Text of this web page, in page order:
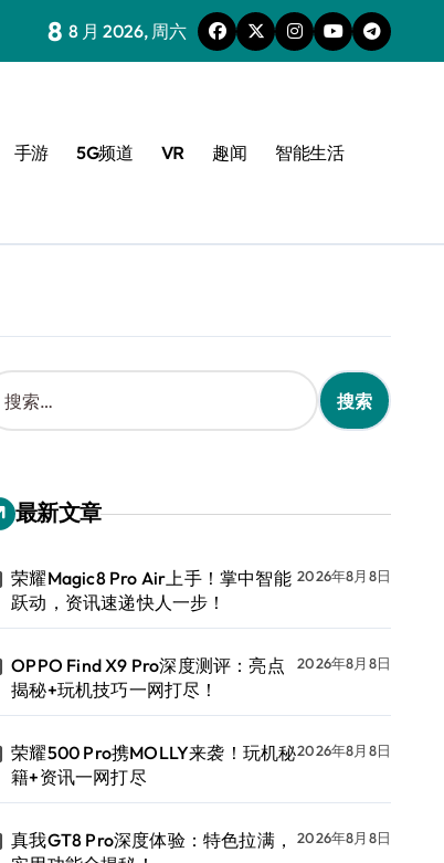
8 8 月 2026, 周六
手游 5G频道 VR 趣闻 智能生活
最新文章
荣耀Magic8 Pro Air上手！掌中智能
跃动，资讯速递快人一步！
2026年8月8日
OPPO Find X9 Pro深度测评：亮点
揭秘+玩机技巧一网打尽！
2026年8月8日
荣耀500 Pro携MOLLY来袭！玩机秘
籍+资讯一网打尽
2026年8月8日
真我GT8 Pro深度体验：特色拉满，
2026年8月8日